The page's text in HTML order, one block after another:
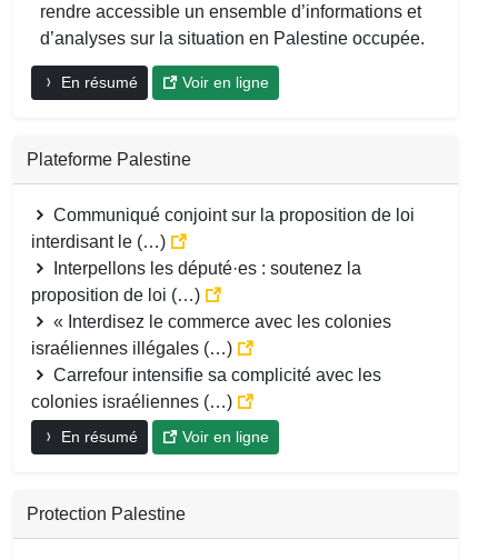
rendre accessible un ensemble d’informations et
d’analyses sur la situation en Palestine occupée.
En résumé Voir en ligne
Plateforme Palestine
Communiqué conjoint sur la proposition de loi
interdisant le (…)
Interpellons les député·es : soutenez la
proposition de loi (…)
« Interdisez le commerce avec les colonies
israéliennes illégales (…)
Carrefour intensifie sa complicité avec les
colonies israéliennes (…)
En résumé Voir en ligne
Protection Palestine